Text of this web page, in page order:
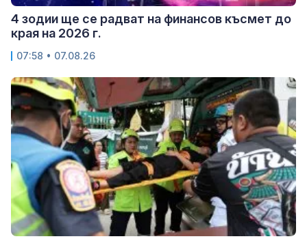
4 зодии ще се радват на финансов късмет до
края на 2026 г.
07:58 • 07.08.26